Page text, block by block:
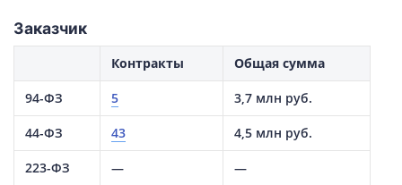
Заказчик
Контракты Общая сумма
94-ФЗ 5 3,7 млн руб.
44-ФЗ 43 4,5 млн руб.
223-ФЗ — —